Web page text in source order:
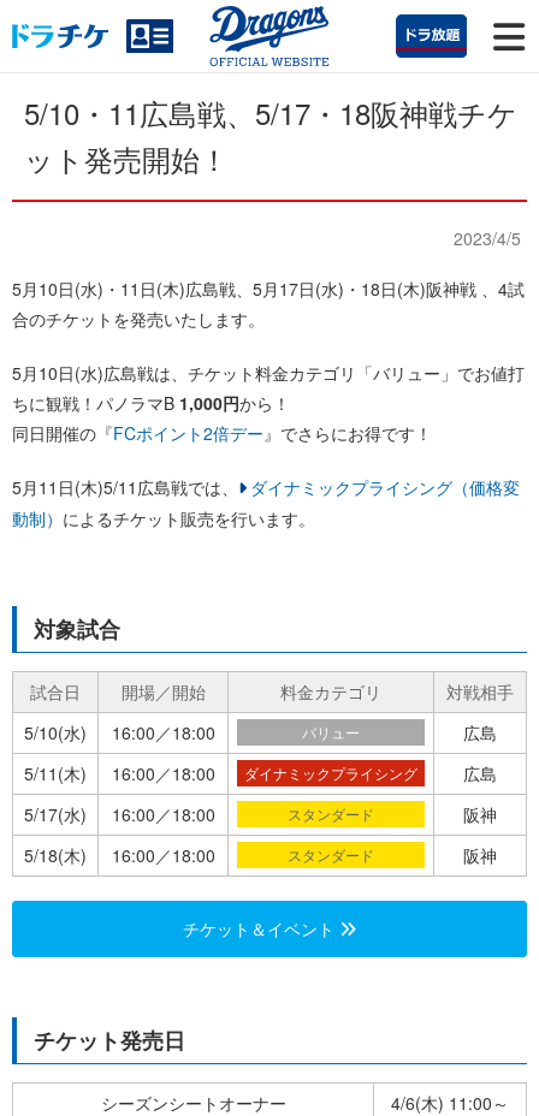
5/10・11広島戦、5/17・18阪神戦チケ
ット発売開始！
2023/4/5
5月10日(水)・11日(木)広島戦、5月17日(水)・18日(木)阪神戦 、4試
合のチケットを発売いたします。
5月10日(水)広島戦は、チケット料金カテゴリ「バリュー」でお値打
ちに観戦！パノラマB 1,000円から！
同日開催の『FCポイント2倍デー』でさらにお得です！
5月11日(木)5/11広島戦では、
ダイナミックプライシング（価格変
動制） によるチケット販売を行います。
対象試合
試合日 開場／開始 料金カテゴリ
対戦相手
5/10(水)
16:00／18:00 バリュー
広島
5/11(木)
16:00／18:00 ダイナミックプライシング
広島
5/17(水)
16:00／18:00 スタンダード
阪神
5/18(木)
16:00／18:00 スタンダード 阪神
チケット＆イベント
チケット発売日
シーズンシートオーナー
4/6(木) 11:00～